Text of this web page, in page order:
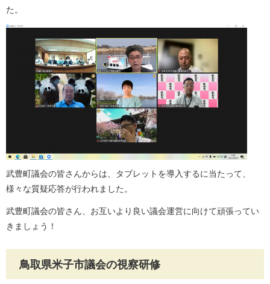
た。
武豊町議会の皆さんからは、タブレットを導入するに当たって、
様々な質疑応答が行われました。
武豊町議会の皆さん、お互いより良い議会運営に向けて頑張ってい
きましょう！
鳥取県米子市議会の視察研修